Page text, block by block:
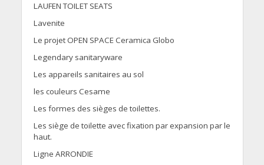
LAUFEN TOILET SEATS
Lavenite
Le projet OPEN SPACE Ceramica Globo
Legendary sanitaryware
Les appareils sanitaires au sol
les couleurs Cesame
Les formes des sièges de toilettes.
Les siège de toilette avec fixation par expansion par le
haut.
Ligne ARRONDIE